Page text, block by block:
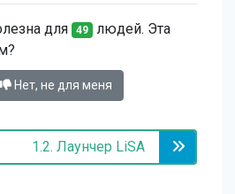
для 49 людей. Эта
Нет, не для меня
1.2. Лаунчер LiSA